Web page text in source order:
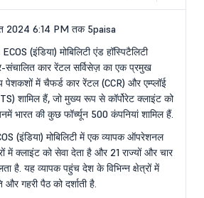
2024 6:14 PM तक 5paisa
(इंडिया) मोबिलिटी एंड हॉस्पिटैलिटी
संचालित कार रेंटल सर्विसेज़ का एक प्रमुख
पेशकशों में चैफर्ड कार रेंटल (CCR) और एम्प्लॉई
शामिल हैं, जो मुख्य रूप से कॉर्पोरेट क्लाइंट को
भारत की कुछ फॉर्च्यून 500 कंपनियां शामिल हैं.
(इंडिया) मोबिलिटी में एक व्यापक ऑपरेशनल
में क्लाइंट को सेवा देता है और 21 राज्यों और चार
है. यह व्यापक पहुंच देश के विभिन्न क्षेत्रों में
और गहरी पैठ को दर्शाती है.